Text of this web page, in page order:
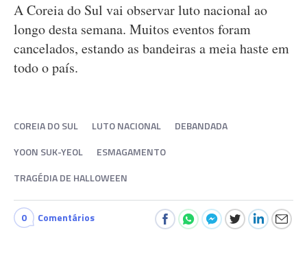
A Coreia do Sul vai observar luto nacional ao
longo desta semana. Muitos eventos foram
cancelados, estando as bandeiras a meia haste em
todo o país.
COREIA DO SUL LUTO NACIONAL
DEBANDADA
YOON SUK-YEOL
ESMAGAMENTO
TRAGÉDIA DE HALLOWEEN
0 Comentários